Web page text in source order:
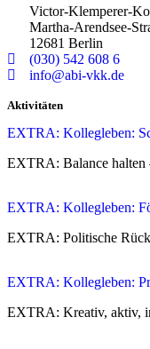
Victor-Klemperer-
Martha-Arendsee-
12681 Berlin
(030) 542 608 6
info@abi-vkk.de
Aktivitäten
EXTRA: Kollegleben:
EXTRA: Balan­ce hal­ten
EXTRA: Kollegleben:
EXTRA: Poli­ti­sche
EXTRA: Kollegleben:
EXTRA: Krea­tiv, aktiv,